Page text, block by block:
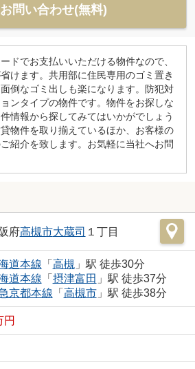
お問い合わせ(無料)
ドでお支払いいただける物件なので、
けます。共用部に住民専用のゴミ置き
倒なゴミ出しも楽になります。防犯対
ンタイプの物件です。物件をお探しな
情報から探してみてはいかがでしょう
物件を取り揃えているほか、お客様の
紹介を致します。お気軽に当社へお問
府高槻市大蔵司 １丁目
道本線 「 高槻 」駅 徒歩30分
道本線 「 摂津富田 」駅 徒歩37分
京都本線 「 高槻市」駅 徒歩38分
円